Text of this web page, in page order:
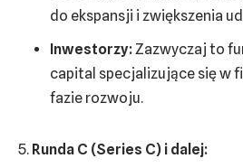
do ekspansji i zwiększenia
Inwestorzy:Zazwyczaj to
capital specjalizujące się w
fazie rozwoju.
Runda C (Series C) i dalej: